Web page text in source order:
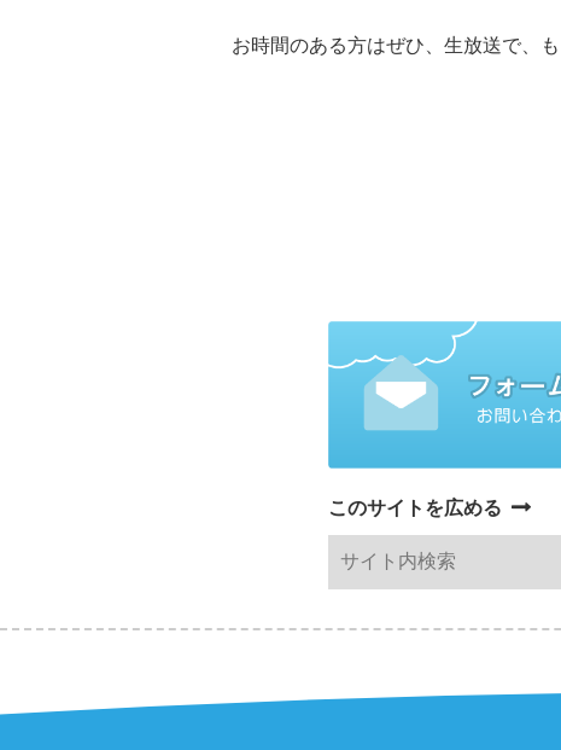
お時間のある方はぜひ、生放送で、
このサイトを広める